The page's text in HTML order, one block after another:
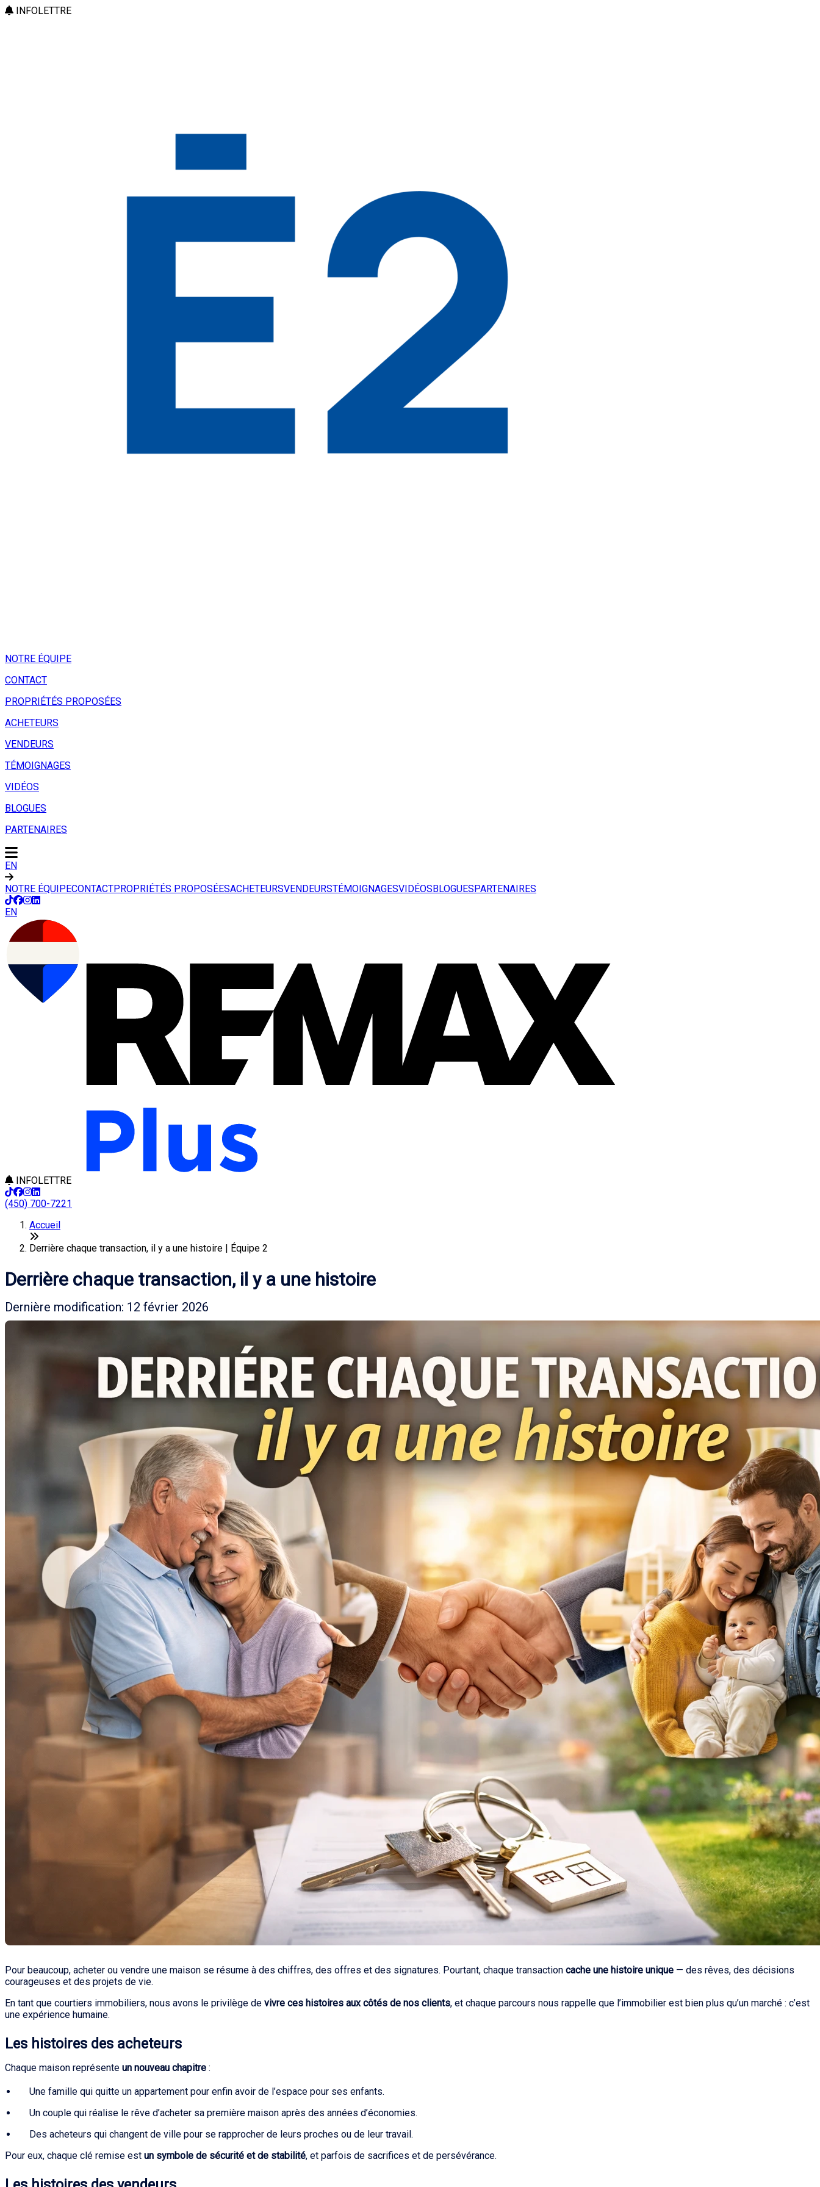
INFOLETTRE
NOTRE ÉQUIPE
CONTACT
PROPRIÉTÉS PROPOSÉES
ACHETEURS
VENDEURS
TÉMOIGNAGES
VIDÉOS
BLOGUES
PARTENAIRES
EN
NOTRE ÉQUIPECONTACTPROPRIÉTÉS PROPOSÉESACHETEURSVENDEURSTÉMOIGNAGESVIDÉOSBLOGUESPARTENAIRES
EN
INFOLETTRE
(450) 700-7221
Accueil
Derrière chaque transaction, il y a une histoire | Équipe 2
Derrière chaque transaction, il y a une histoire
Dernière modification: 12 février 2026
Pour beaucoup, acheter ou vendre une maison se résume à des chiffres, des offres et des signatures. Pourtant, chaque transaction cache une histoire unique — des rêves, des décisions
courageuses et des projets de vie.
En tant que courtiers immobiliers, nous avons le privilège de vivre ces histoires aux côtés de nos clients, et chaque parcours nous rappelle que l’immobilier est bien plus qu’un marché : c’est
une expérience humaine.
Les histoires des acheteurs
Chaque maison représente un nouveau chapitre :
Une famille qui quitte un appartement pour enfin avoir de l’espace pour ses enfants.
Un couple qui réalise le rêve d’acheter sa première maison après des années d’économies.
Des acheteurs qui changent de ville pour se rapprocher de leurs proches ou de leur travail.
Pour eux, chaque clé remise est un symbole de sécurité et de stabilité, et parfois de sacrifices et de persévérance.